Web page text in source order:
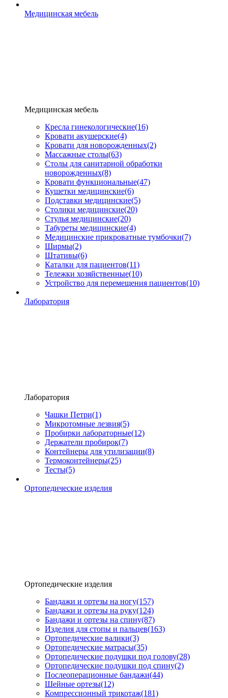
Медицинская мебель
Медицинская мебель
Кресла гинекологические(16)
Кровати акушерские(4)
Кровати для новорожденных(2)
Массажные столы(63)
Столы для санитарной обработки
новорожденных(8)
Кровати функциональные(47)
Кушетки медицинские(6)
Подставки медицинские(5)
Столики медицинские(20)
Стулья медицинские(20)
Табуреты медицинские(4)
Медицинские прикроватные тумбочки(7)
Ширмы(2)
Штативы(6)
Каталки для пациентов(11)
Тележки хозяйственные(10)
Устройство для перемещения пациентов(10)
Лаборатория
Лаборатория
Чашки Петри(1)
Микротомные лезвия(5)
Пробирки лабораторные(12)
Держатели пробирок(7)
Контейнеры для утилизации(8)
Термоконтейнеры(25)
Тесты(5)
Ортопедические изделия
Ортопедические изделия
Бандажи и ортезы на ногу(157)
Бандажи и ортезы на руку(124)
Бандажи и ортезы на спину(87)
Изделия для стопы и пальцев(163)
Ортопедические валики(3)
Ортопедические матрасы(35)
Ортопедические подушки под голову(28)
Ортопедические подушки под спину(2)
Послеоперационные бандажи(44)
Шейные ортезы(12)
Компрессионный трикотаж(181)